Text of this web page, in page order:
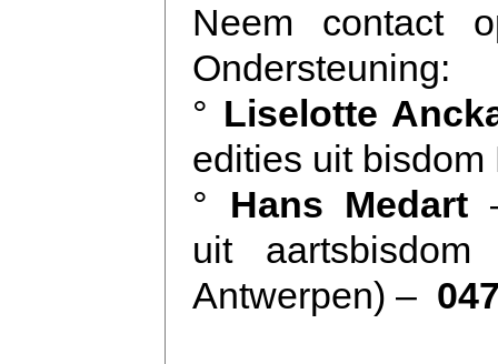
Neem contact
Ondersteuning:
° Liselotte
edities uit
° Hans Medart
uit
Antwerpen) –